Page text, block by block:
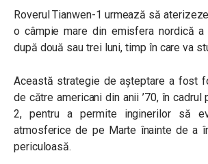
Roverul Tianwen-1 urmează să
o câmpie mare din emisfera nordică a
după două sau trei luni, timp în care va
Această strategie de așteptare a fost
de către americani din anii ’70, în cadrul
2, pentru a permite inginerilor să
atmosferice de pe Marte înainte de a
periculoasă.